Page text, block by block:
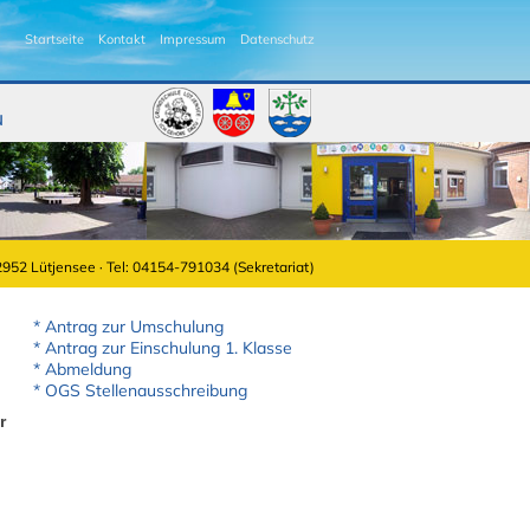
Startseite Kontakt Impressum Datenschutz
Lütjensee · Tel: 04154-791034 (Sekretariat)
* Antrag zur Umschulung
* Antrag zur Einschulung 1. Klasse
* Abmeldung
* OGS Stellenausschreibung